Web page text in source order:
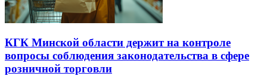
КГК Минской области держит на контроле
вопросы соблюдения законодательства в сфере
розничной торговли